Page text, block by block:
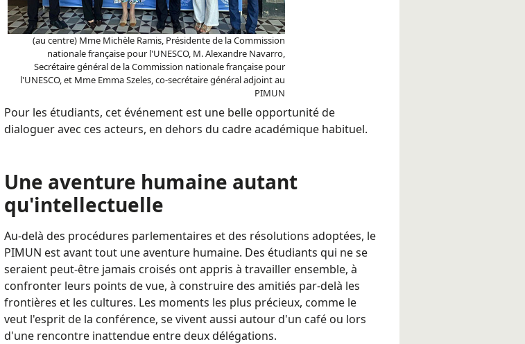
(au centre) Mme Michèle Ramis, Présidente de la Commission
nationale française pour l'UNESCO, M. Alexandre Navarro,
Secrétaire général de la Commission nationale française pour
l'UNESCO, et Mme Emma Szeles, co-secrétaire général adjoint au
PIMUN
Pour les étudiants, cet événement est une belle opportunité de
dialoguer avec ces acteurs, en dehors du cadre académique habituel.
Une aventure humaine autant
qu'intellectuelle
Au-delà des procédures parlementaires et des résolutions adoptées, le
PIMUN est avant tout une aventure humaine. Des étudiants qui ne se
seraient peut-être jamais croisés ont appris à travailler ensemble, à
confronter leurs points de vue, à construire des amitiés par-delà les
frontières et les cultures. Les moments les plus précieux, comme le
veut l'esprit de la conférence, se vivent aussi autour d'un café ou lors
d'une rencontre inattendue entre deux délégations.